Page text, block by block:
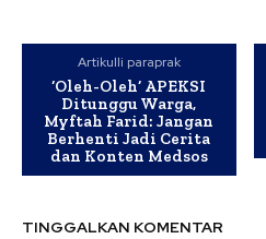
Artikulli paraprak
‘Oleh-Oleh’ APEKSI
Ditunggu Warga,
Myftah Farid: Jangan
Berhenti Jadi Cerita
dan Konten Medsos
TINGGALKAN KOMENTAR